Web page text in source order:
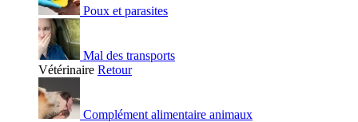
Poux et parasites
Mal des transports
Vétérinaire Retour
Complément alimentaire animaux